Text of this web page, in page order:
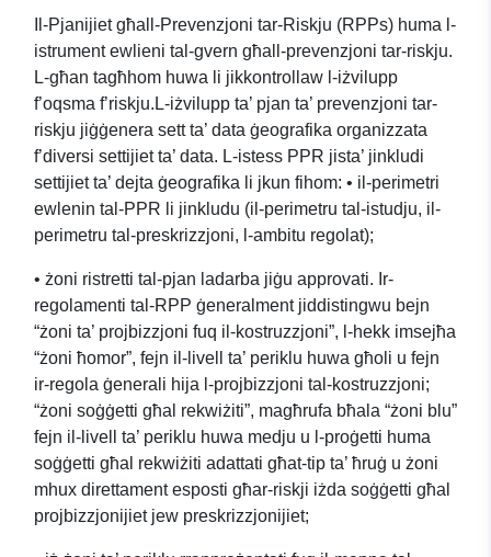
— Muniċipalità ta’ Puteaux
(92062) Is-Servizz ta’
Viżjoni tal-Mapep (WMS)
tas-sett ta’ data: Pjan
għall-Prevenzjoni tar-Riskji
Naturali tal-Moviment fuq
il-Post — Żona Regolatorja
— Muniċipalità ta’ Puteaux
(92062) Is-Servizz ta’
Viżjoni tal-Mapep (WMS)
tas-sett ta’ data: Pjan
għall-Prevenzjoni tar-Riskji
Naturali tal-Moviment fuq
Il-Pjanijiet għall-Prevenzjoni tar-Riskju (RPPs) huma l-
istrument ewlieni tal-gvern għall-prevenzjoni tar-riskju.
L-għan tagħhom huwa li jikkontrollaw l-iżvilupp
f’oqsma f’riskju.L-iżvilupp ta’ pjan ta’ prevenzjoni tar-
riskju jiġġenera sett ta’ data ġeografika organizzata
f’diversi settijiet ta’ data. L-istess PPR jista’ jinkludi
settijiet ta’ dejta ġeografika li jkun fihom: • il-perimetri
ewlenin tal-PPR li jinkludu (il-perimetru tal-istudju, il-
perimetru tal-preskrizzjoni, l-ambitu regolat);
• żoni ristretti tal-pjan ladarba jiġu approvati. Ir-
regolamenti tal-RPP ġeneralment jiddistingwu bejn
“żoni ta’ projbizzjoni fuq il-kostruzzjoni”, l-hekk imsejħa
“żoni ħomor”, fejn il-livell ta’ periklu huwa għoli u fejn
ir-regola ġenerali hija l-projbizzjoni tal-kostruzzjoni;
“żoni soġġetti għal rekwiżiti”, magħrufa bħala “żoni blu”
fejn il-livell ta’ periklu huwa medju u l-proġetti huma
soġġetti għal rekwiżiti adattati għat-tip ta’ ħruġ u żoni
mhux direttament esposti għar-riskji iżda soġġetti għal
projbizzjonijiet jew preskrizzjonijiet;